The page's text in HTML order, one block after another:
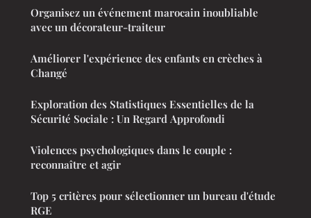
Organisez un événement marocain inoubliable
avec un décorateur-traiteur
Améliorer l'expérience des enfants en crèches à
Changé
Exploration des Statistiques Essentielles de la
Sécurité Sociale : Un Regard Approfondi
Violences psychologiques dans le couple :
reconnaître et agir
Top 5 critères pour sélectionner un bureau d'étude
RGE